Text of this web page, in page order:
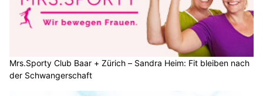
Mrs.Sporty Club Baar + Zürich – Sandra Heim: Fit bleiben nach
der Schwangerschaft